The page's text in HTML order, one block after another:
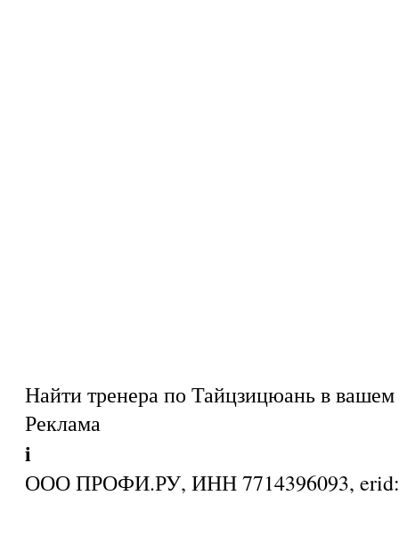
Найти тренера по Тайцзицюань в вашем
Реклама
i
ООО ПРОФИ.РУ, ИНН 7714396093,